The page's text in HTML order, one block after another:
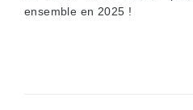
ensemble